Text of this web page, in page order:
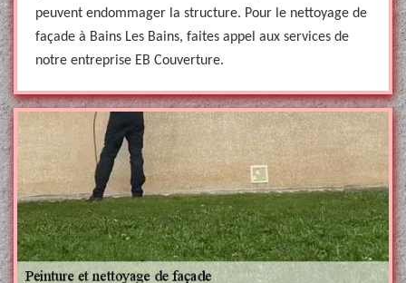
peuvent endommager la structure. Pour le nettoyage de
façade à Bains Les Bains, faites appel aux services de
notre entreprise EB Couverture.